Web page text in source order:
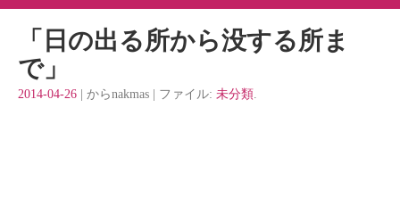
「日の出る所から没する所ま
で」
2014-04-26 | からnakmas | ファイル: 未分類.